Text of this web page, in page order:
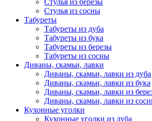
Стулья из березы
Стулья из сосны
Табуреты
Табуреты из дуба
Табуреты из бука
Табуреты из березы
Табуреты из сосны
Диваны, скамьи, лавки
Диваны, скамьи, лавки из дуба
Диваны, скамьи, лавки из бука
Диваны, скамьи, лавки из
Диваны, скамьи, лавки из
Кухонные уголки
Кухонные уголки из дуба